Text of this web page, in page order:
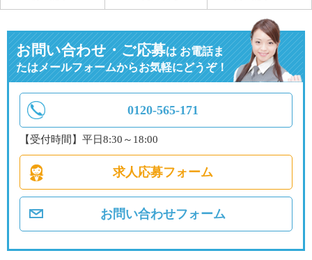
お問い合わせ・ご応募はお電話ま
たはメールフォームからお気軽にどうぞ！
0120-565-171
【受付時間】平日8:30～18:00
求人応募フォーム
お問い合わせフォーム